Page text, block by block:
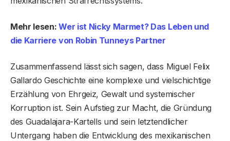
Mehr lesen:Wer ist Nicky Marmet? Das Leben und
die Karriere von Robin Tunneys Partner
Zusammenfassend lässt sich sagen, dass Miguel Felix
Gallardo Geschichte eine komplexe und vielschichtige
Erzählung von Ehrgeiz, Gewalt und systemischer
Korruption ist. Sein Aufstieg zur Macht, die Gründung
des Guadalajara-Kartells und sein letztendlicher
Untergang haben die Entwicklung des mexikanischen